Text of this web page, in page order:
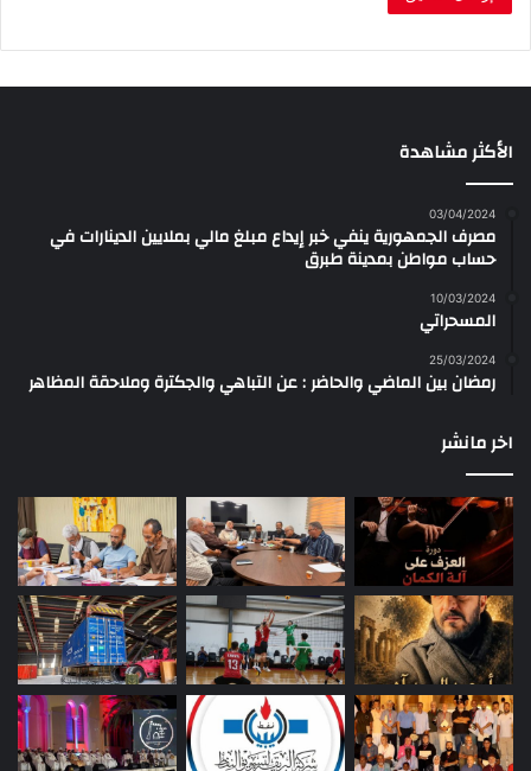
الأكثر مشاهدة
03/04/2024
مصرف الجمهورية ينفي خبر إيداع مبلغ مالي بملايين الدينارات في
حساب مواطن بمدينة طبرق
10/03/2024
المسحراتي
25/03/2024
رمضان بين الماضي والحاضر : عن التباهي والجكترة وملاحقة المظاهر
اخر مانشر